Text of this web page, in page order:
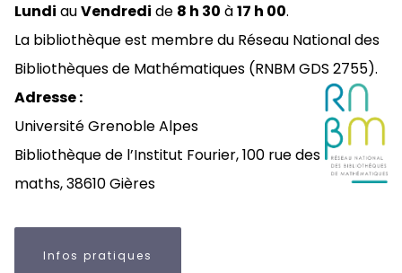
Lundi auVendredi de 8 h 30 à17 h 00.
La bibliothèque est membre du Réseau National des
Bibliothèques de Mathématiques (RNBM GDS 2755).
Adresse :
Université Grenoble Alpes
Bibliothèque de l’Institut Fourier,100 rue des
maths,38610 Gières
Infos pratiques